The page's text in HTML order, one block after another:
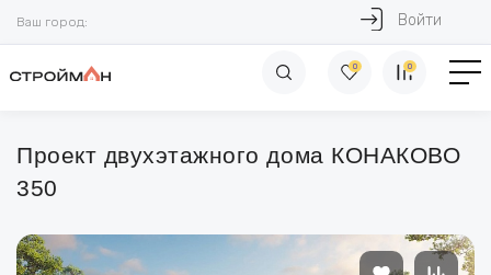
Ваш город: Войти
0 0
Проект двухэтажного дома КОНАКОВО
350